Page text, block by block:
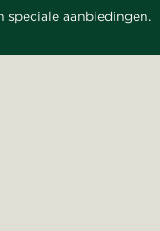
speciale aanbiedingen.